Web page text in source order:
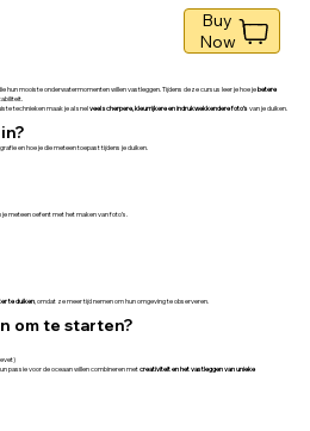
Buy
Now
hun mooiste onderwatermomenten willen vastleggen. Tijdens deze cursus leer je hoe jebetere
technieken maak je al snelveel scherpere, kleurrijkere en indrukwekkendere foto’s van je duiken.
en hoe je die meteen toepast tijdens je duiken.
je meteen oefent met het maken van foto’s.
te duiken , omdat ze meer tijd nemen om hun omgeving te observeren.
om te starten?
passie voor de oceaan willen combineren metcreativiteit en het vastleggen van unieke